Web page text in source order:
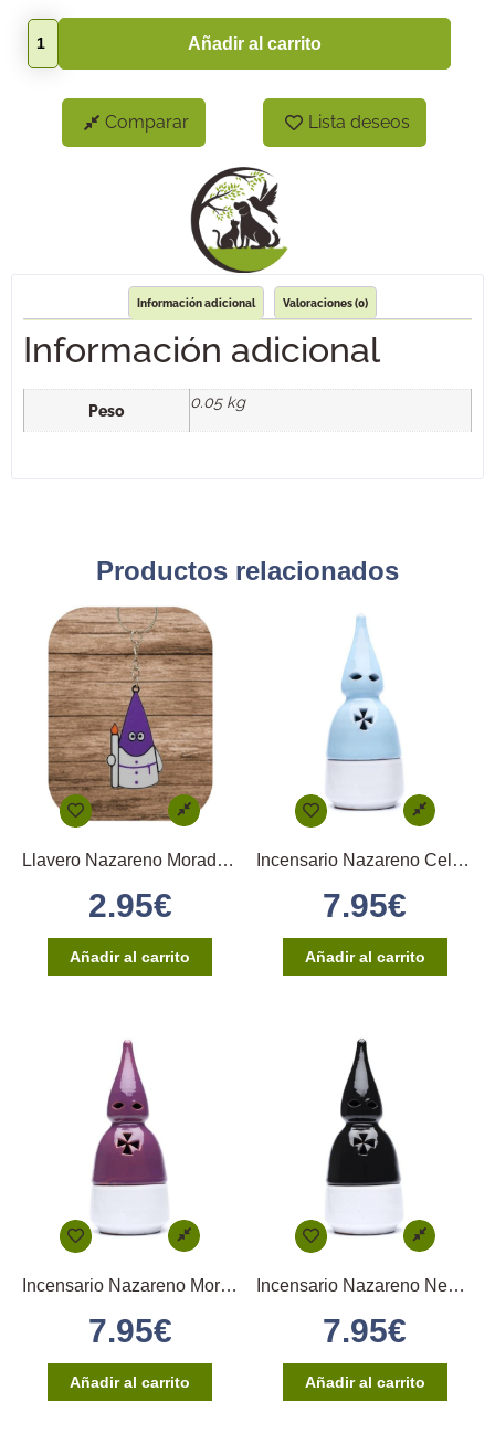
Añadir al carrito
Comparar Lista deseos
Información adicional Valoraciones (0)
Información adicional
Peso 0.05 kg
Productos relacionados
Llavero Nazareno Morado y Blanco
2.95€
Añadir al carrito
Incensario Nazareno Celeste + Blanco
7.95€
Añadir al carrito
Incensario Nazareno Morado + Blanco
7.95€
Añadir al carrito
Incensario Nazareno Negro + Blanco
7.95€
Añadir al carrito